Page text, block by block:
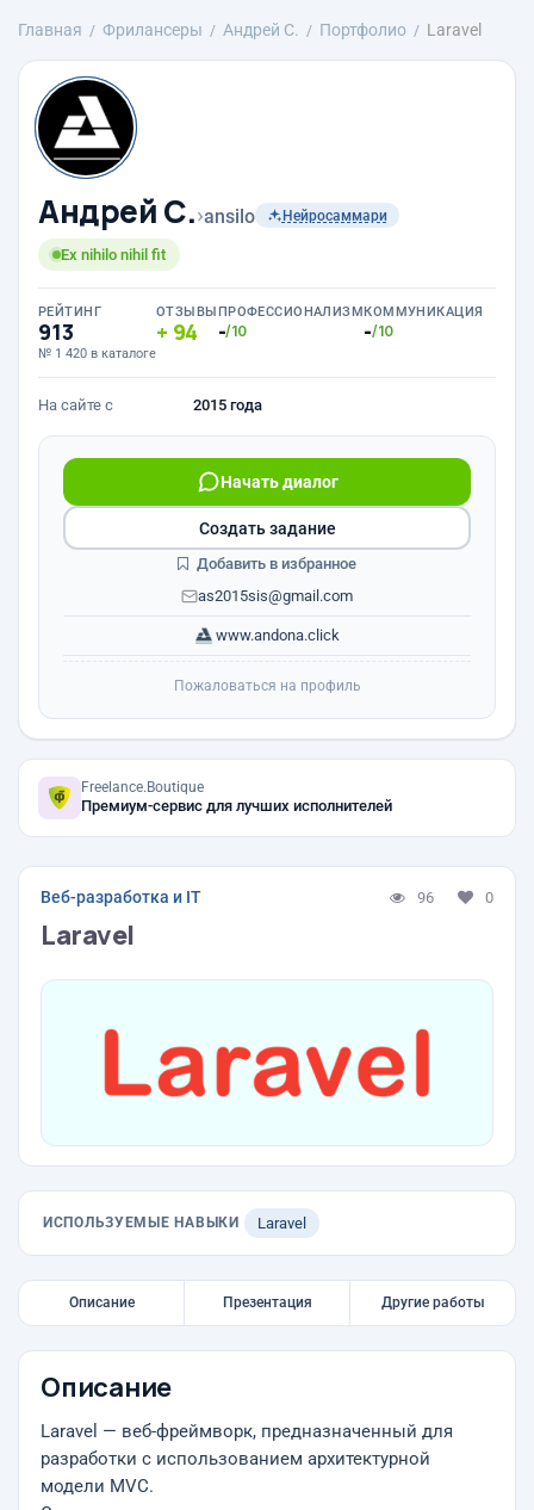
Главная Фрилансеры Андрей С. Портфолио Laravel
Андрей С.›ansilo Нейросаммари
Ex nihilo nihil fit
РЕЙТИНГ
913
№ 1 420 в каталоге
ОТЗЫВЫ
94
ПРОФЕССИОНАЛИЗМ
-/10
КОММУНИКАЦИЯ
-/10
На сайте с 2015 года
Начать диалог
as2015sis@gmail.com
www.andona.click
Создать задание
Добавить в избранное
Пожаловаться на профиль
Freelance.Boutique
Премиум-сервис для лучших исполнителей
Веб-разработка и IT 96 0
Laravel
ИСПОЛЬЗУЕМЫЕ НАВЫКИ Laravel
Описание Презентация Другие работы
Описание
Laravel — веб-фреймворк, предназначенный для
разработки с использованием архитектурной
модели MVC.